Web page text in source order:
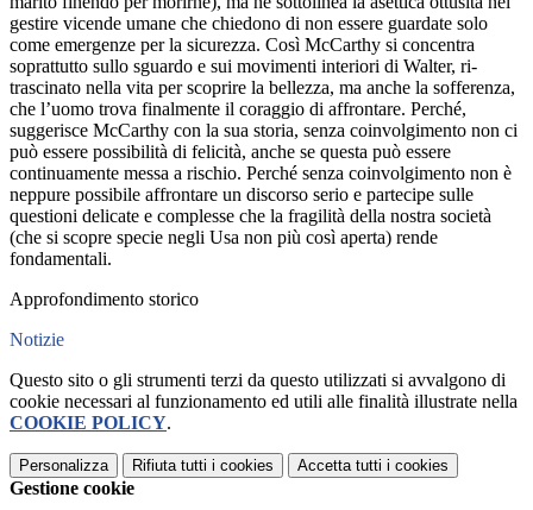
gestire vicende umane che chiedono di non essere guardate solo
come emergenze per la sicurezza. Così McCarthy si concentra
soprattutto sullo sguardo e sui movimenti interiori di Walter, ri-
trascinato nella vita per scoprire la bellezza, ma anche la sofferenza,
che l’uomo trova finalmente il coraggio di affrontare. Perché,
suggerisce McCarthy con la sua storia, senza coinvolgimento non ci
può essere possibilità di felicità, anche se questa può essere
continuamente messa a rischio. Perché senza coinvolgimento non è
neppure possibile affrontare un discorso serio e partecipe sulle
questioni delicate e complesse che la fragilità della nostra società
(che si scopre specie negli Usa non più così aperta) rende
fondamentali.
Approfondimento storico
Notizie
Questo sito o gli strumenti terzi da questo utilizzati si avvalgono di
cookie necessari al funzionamento ed utili alle finalità illustrate nella
COOKIE POLICY.
Personalizza Rifiuta tutti i cookies Accetta tutti i cookies
Gestione cookie